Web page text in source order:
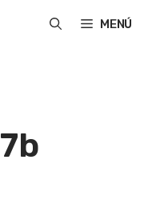
MENÚ
7b